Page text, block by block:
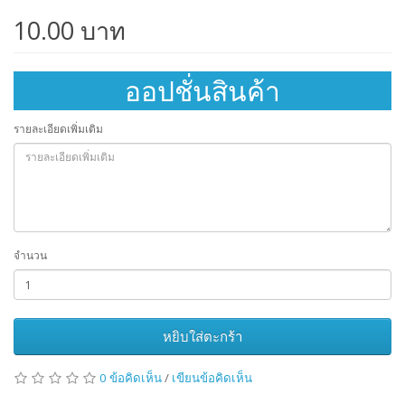
10.00 บาท
ออปชั่นสินค้า
รายละเอียดเพิ่มเติม
จำนวน
หยิบใส่ตะกร้า
0 ข้อคิดเห็น/ เขียนข้อคิดเห็น